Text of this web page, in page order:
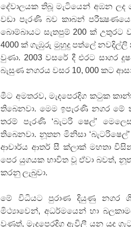
දේවාලයක තිබූ මැටියෙන් අඹන ලද
වඩා පැරණි බව කාබන්
බොම්බායට සැතපුම් 200 ක්
4000 ක් ගැඹුරු මුහුදු පත්ලේ
වුණා. 2003 වසරේ දී එරට
බැසුණ නගරය වසර 10, 000 කට
මීට අමතරව, මැදපෙරදිග කටුක
තිබෙනවා. මෙම ඉපැරණි නගර මේ
තරම් පැරණි ‘බැටරි ෂෙල්’
තිබෙනවා. නූතන මිනිසා
ආචාර්ය ආතර් සී ක්ලාක් මහතා
පෙර යුගයක භාවිත වූ ඒවා බවත්,
කරනු ලැබුවා.
මේ විධියට පුරාණ දියුණු නගර
මිථ්‍යාවෙන්, අධර්මයෙන් හා
වුණත්, මැදපෙරදිග ඇවිලී යන යුද